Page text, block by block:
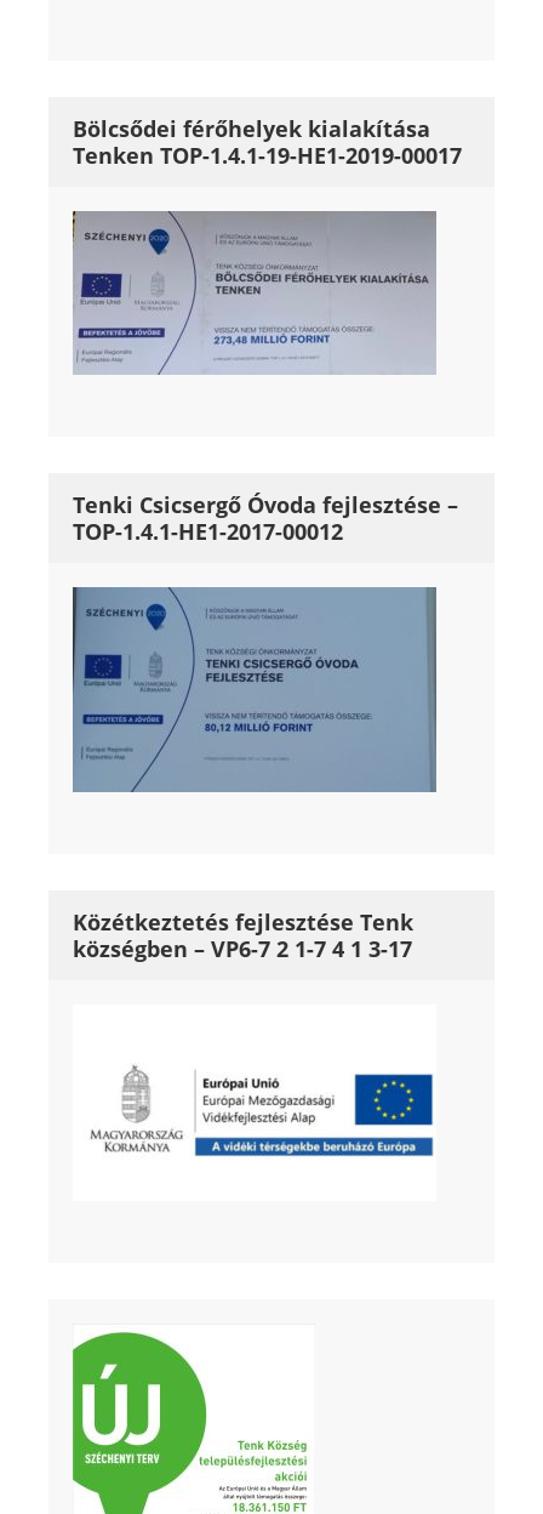
Bölcsődei férőhelyek kialakítása
Tenken TOP-1.4.1-19-HE1-2019-00017
Tenki Csicsergő Óvoda fejlesztése –
TOP-1.4.1-HE1-2017-00012
Közétkeztetés fejlesztése Tenk
községben – VP6-7 2 1-7 4 1 3-17